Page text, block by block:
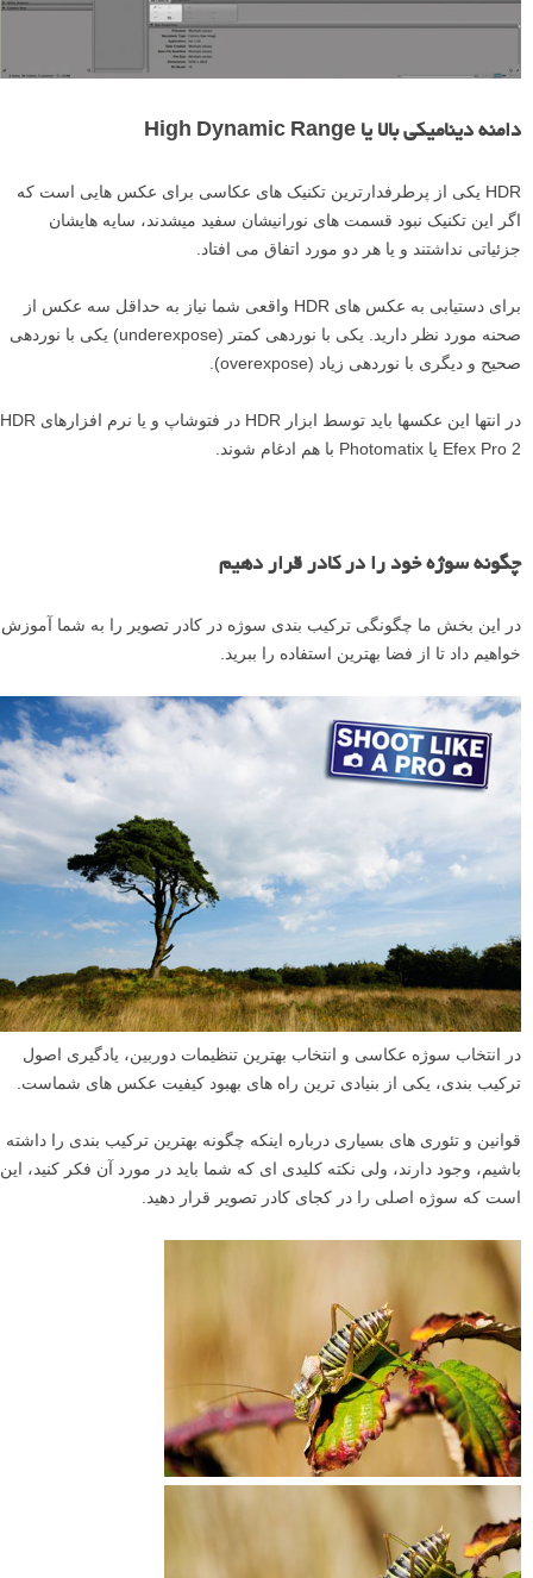
دامنه دینامیکی بالا یا High Dynamic Range
HDR یکی از پرطرفدارترین تکنیک­ های عکاسی برای عکس ­هایی است که
اگر این تکنیک نبود قسمت­ های نورانیشان سفید می­شدند، سایه ­هایشان
جزئیاتی نداشتند و یا هر دو مورد اتفاق می افتاد.
برای دستیابی به عکس ­های HDR واقعی شما نیاز به حداقل سه عکس از
صحنه مورد نظر دارید. یکی با نوردهی کمتر (underexpose) یکی با نوردهی
صحیح و دیگری با نوردهی زیاد (overexpose).
در انتها این عکس­ها باید توسط ابزار HDR در فتوشاپ و یا نرم افزارهای HDR
Efex Pro 2 یا Photomatix با هم ادغام شوند.
چگونه سوژه خود را در کادر قرار دهیم
در این بخش ما چگونگی ترکیب­ بندی سوژه در کادر تصویر را به شما آموزش
خواهیم داد تا از فضا بهترین استفاده را ببرید.
در انتخاب سوژه عکاسی و انتخاب بهترین تنظیمات دوربین، یادگیری اصول
ترکیب­ بندی، یکی از بنیادی­ ترین راه های بهبود کیفیت عکس ­های شماست.
قوانین و تئوری­ های بسیاری درباره اینکه چگونه بهترین ترکیب ­بندی را داشته
باشیم، وجود دارند، ولی نکته کلیدی ای که شما باید در مورد آن فکر کنید، این
است که سوژه­ اصلی را در کجای کادر تصویر قرار دهید.